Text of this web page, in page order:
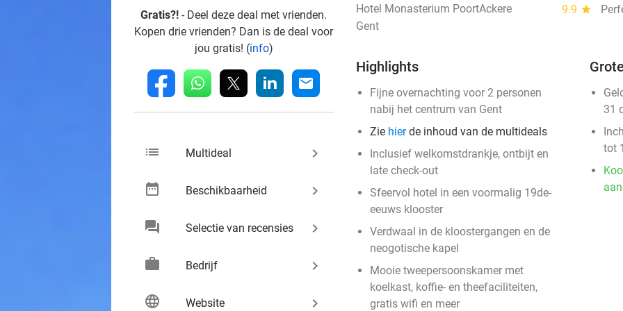
Gratis?! - Deel deze deal met vrienden.
Kopen drie vrienden? Dan is de deal voor
jou gratis! (info)
fb whatsapp linkedin mail
list Multideal keyboard_arrow_right
date_range Beschikbaarheid keyboard_arrow_right
chat Selectie van recensies keyboard_arrow_right
work Bedrijf keyboard_arrow_right
language Website keyboard_arrow_right
Hotel Monasterium PoortAckere 9.9 star
Gent
Highlights
Fijne overnachting voor 2 personen
nabij het centrum van Gent
Zie hierde inhoud van de multideals
Inclusief welkomstdrankje, ontbijt en
late check-out
Sfeervol hotel in een voormalig 19de-
eeuws klooster
Verdwaal in de kloostergangen en de
neogotische kapel
Mooie tweepersoonskamer met
koelkast, koffie- en theefaciliteiten,
gratis wifi en meer
31
tot